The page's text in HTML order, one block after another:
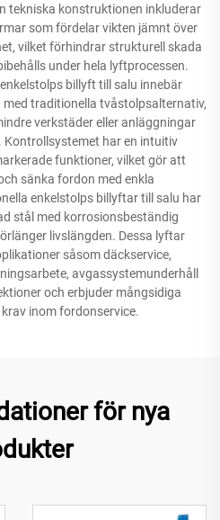
tekniska konstruktionen inkluderar
som fördelar vikten jämnt över
vilket förhindrar strukturell skada
under hela lyftprocessen.
billyft till salu innebär
traditionella tvåstolpsalternativ,
verkstäder eller anläggningar
har en intuitiv
funktioner, vilket gör att
sänka fordon med enkla
enkelstolps billyftar till salu har
stål med korrosionsbeständig
livslängden. Dessa lyftar
såsom däckservice,
avgassystemunderhåll
och erbjuder mångsidiga
inom fordonservice.
för nya